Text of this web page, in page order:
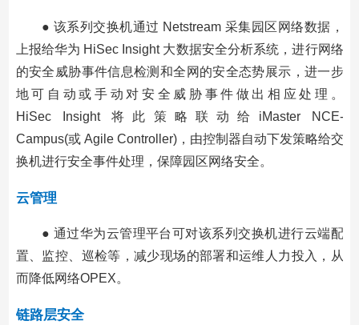
● 该系列交换机通过 Netstream 采集园区网络数据，
上报给华为 HiSec Insight 大数据安全分析系统，进行网络
的安全威胁事件信息检测和全网的安全态势展示，进一步
地可自动或手动对安全威胁事件做出相应处理。
HiSec Insight 将此策略联动给iMaster NCE-
Campus(或 Agile Controller)，由控制器自动下发策略给交
换机进行安全事件处理，保障园区网络安全。
云管理
● 通过华为云管理平台可对该系列交换机进行云端配
置、监控、巡检等，减少现场的部署和运维人力投入，从
而降低网络OPEX。
链路层安全